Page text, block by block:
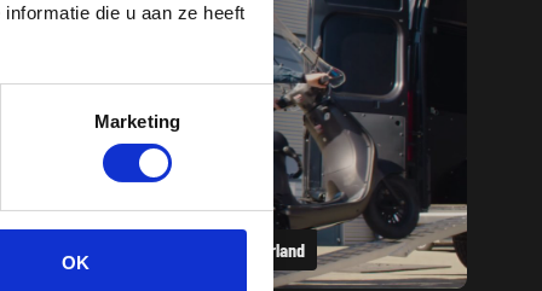
die u aan ze heeft
Marketing
OK
Bezorging heel Nederland